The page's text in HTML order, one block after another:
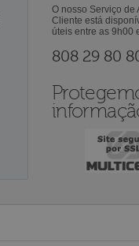
O nosso Serviço de
Cliente está
úteis entre as 9h00
808 29 80